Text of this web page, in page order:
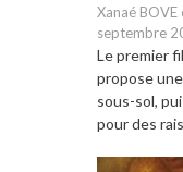
Xanaé
septembre
Le premier
propose
sous-sol,
pour des